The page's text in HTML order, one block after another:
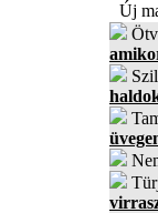
Új